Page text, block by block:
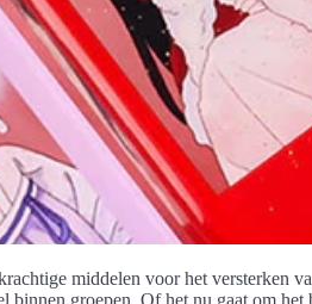
middelen voor het versterken